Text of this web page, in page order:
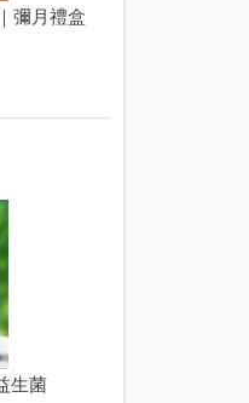
彌月禮盒
生菌